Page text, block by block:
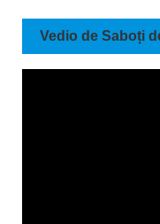
Vedio de Saboți